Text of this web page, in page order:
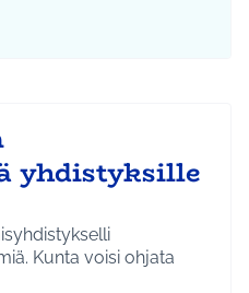
yhdistyksille
Kunta voisi ohjata